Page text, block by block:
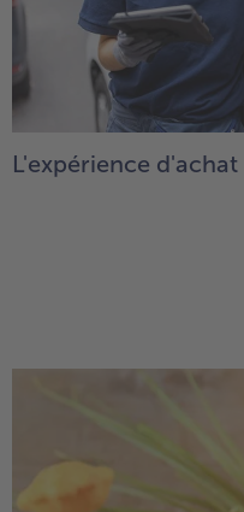
- 5 € à
L'expérience